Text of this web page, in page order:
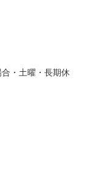
・土曜・長期休